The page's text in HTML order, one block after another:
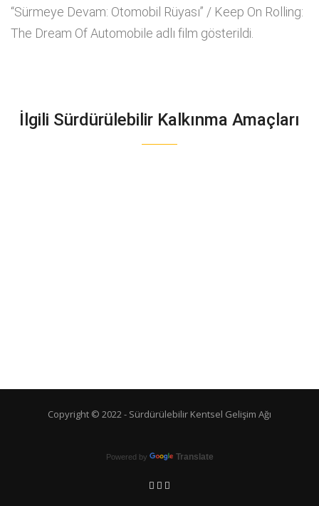
“Sürmeye Devam: Otomobil Rüyası” / Keep On Rolling:
The Dream Of Automobile adlı film gösterildi.
İlgili Sürdürülebilir Kalkınma Amaçları
Copyright © 2022 - Sürdürülebilir Kentsel Gelişim Ağı
Powered by Translate